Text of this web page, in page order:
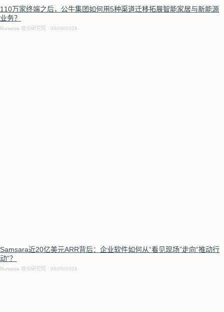
110万家终端之后，公牛集团如何用5种渠道迁移拓展智能家居与新能源
业务？
Runwise 增长研究院 08/08/2026
Samsara近20亿美元ARR背后：企业软件如何从“看见现场”走向“推动行
动”？
Runwise 增长研究院 08/06/2026